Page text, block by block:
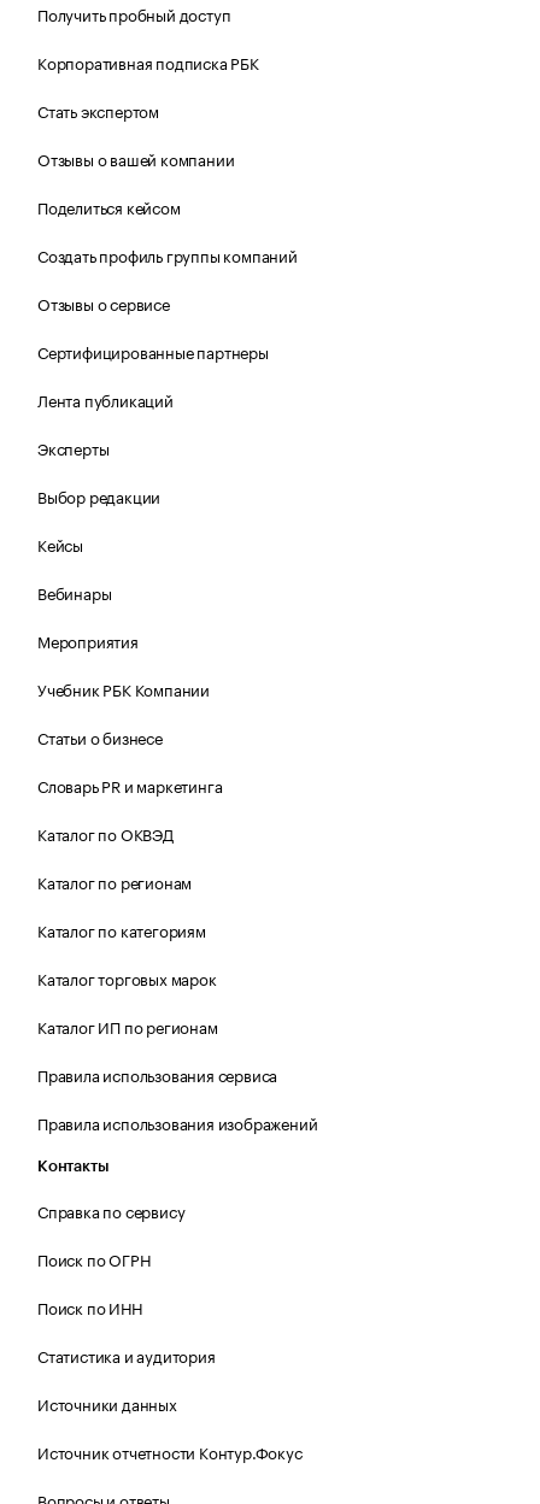
Получить пробный доступ
Корпоративная подписка РБК
Стать экспертом
Отзывы о вашей компании
Поделиться кейсом
Создать профиль группы компаний
Отзывы о сервисе
Сертифицированные партнеры
Лента публикаций
Эксперты
Выбор редакции
Кейсы
Вебинары
Мероприятия
Учебник РБК Компании
Статьи о бизнесе
Словарь PR и маркетинга
Каталог по ОКВЭД
Каталог по регионам
Каталог по категориям
Каталог торговых марок
Каталог ИП по регионам
Правила использования сервиса
Правила использования изображений
Контакты
Справка по сервису
Поиск по ОГРН
Поиск по ИНН
Статистика и аудитория
Источники данных
Источник отчетности Контур.Фокус